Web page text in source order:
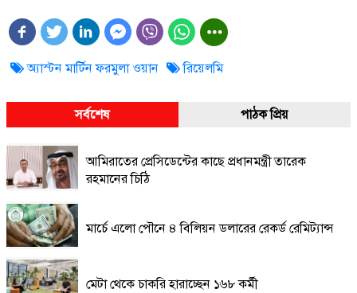
অ্যাস্টন মার্টিন ফরমুলা ওয়ান রিয়েলমি
সর্বশেষ পাঠক প্রিয়
আমিরাতের প্রেসিডেন্টের কাছে প্রধানমন্ত্রী তারেক
রহমানের চিঠি
মার্চে এলো পৌনে ৪ বিলিয়ন ডলারের রেকর্ড রেমিট্যান্স
মেটা থেকে চাকরি হারাচ্ছেন ১৬৮ কর্মী